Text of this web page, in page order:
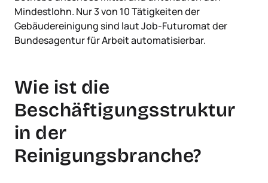
Mindestlohn. Nur 3 von 10 Tätigkeiten der
Gebäudereinigung sind laut Job-Futuromat der
Bundesagentur für Arbeit automatisierbar.
Wie ist die
Beschäftigungsstruktur
in der
Reinigungsbranche?